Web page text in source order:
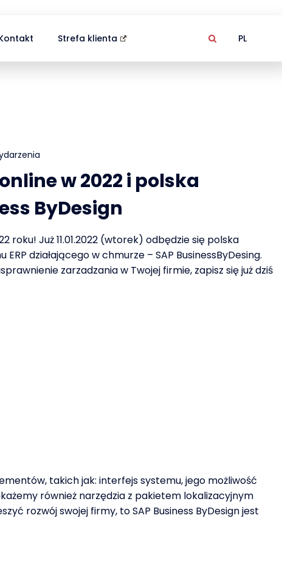
Strefa klienta PL
w 2022 i polska
ByDesign
roku! Już 11.01.2022 (wtorek) odbędzie się polska
działającego w chmurze – SAP BusinessByDesing.
zarzadzania w Twojej firmie, zapisz się już dziś
takich jak: interfejs systemu, jego możliwość
również narzędzia z pakietem lokalizacyjnym
rozwój swojej firmy, to SAP Business ByDesign jest